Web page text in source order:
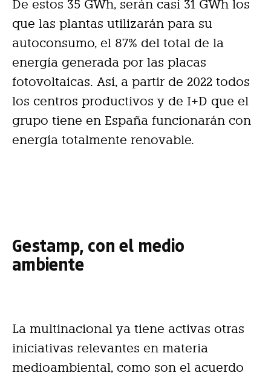
De estos 35 GWh, serán casi 31 GWh los
que las plantas utilizarán para su
autoconsumo, el 87% del total de la
energía generada por las placas
fotovoltaicas. Así, a partir de 2022 todos
los centros productivos y de I+D que el
grupo tiene en España funcionarán con
energía totalmente renovable.
Gestamp, con el medio
ambiente
La multinacional ya tiene activas otras
iniciativas relevantes en materia
medioambiental, como son el acuerdo